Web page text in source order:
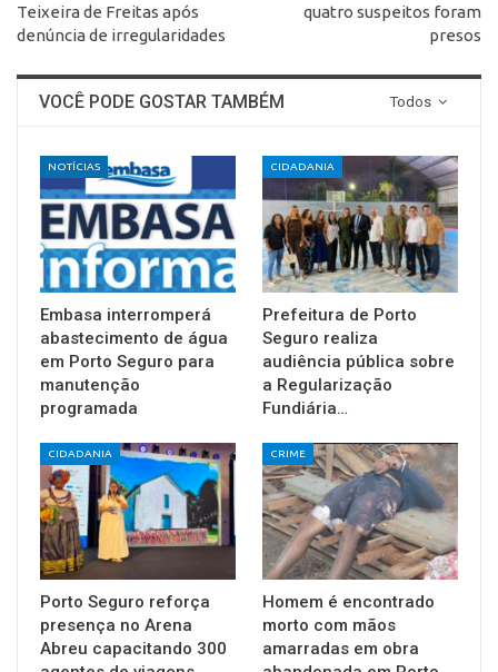
Teixeira de Freitas após
denúncia de irregularidades
quatro suspeitos foram
presos
Todos
VOCÊ PODE GOSTAR TAMBÉM
NOTÍCIAS
Embasa interromperá
abastecimento de água
em Porto Seguro para
manutenção
programada
CIDADANIA
Prefeitura de Porto
Seguro realiza
audiência pública sobre
a Regularização
Fundiária…
CIDADANIA
Porto Seguro reforça
presença no Arena
Abreu capacitando 300
CRIME
Homem é encontrado
morto com mãos
amarradas em obra